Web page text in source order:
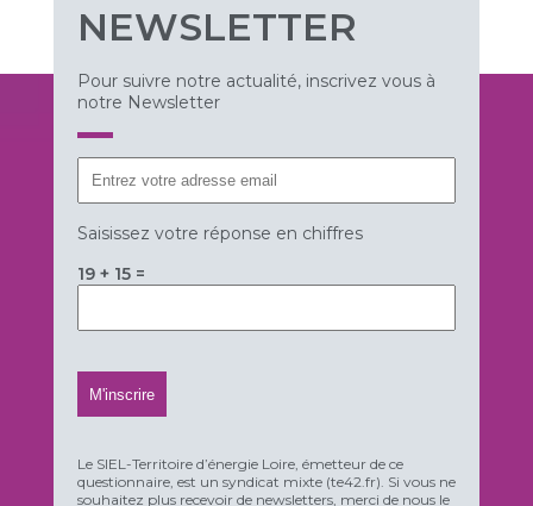
NEWSLETTER
Pour suivre notre actualité, inscrivez vous à
notre Newsletter
Saisissez votre réponse en chiffres
19 + 15 =
Le SIEL-Territoire d’énergie Loire, émetteur de ce
questionnaire, est un syndicat mixte (te42.fr). Si vous ne
souhaitez plus recevoir de newsletters, merci de nous le